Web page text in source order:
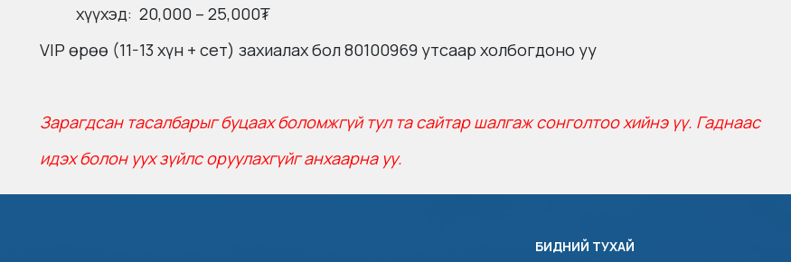
хүүхэд: 20,000 – 25,000₮
VIP өрөө (11-13 хүн + сет) захиалах бол 80100969 утсаар холбогдоно уу
Зарагдсан тасалбарыг буцаах боломжгүй тул та сайтар шалгаж сонголтоо хийнэ үү. Гаднаас
идэх болон уух зүйлс оруулахгүйг анхаарна уу.
БИДНИЙ ТУХАЙ